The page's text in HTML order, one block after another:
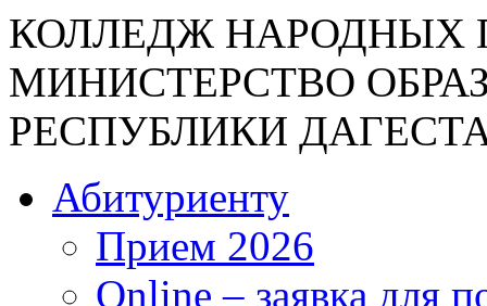
КОЛЛЕДЖ НАРОДНЫХ
МИНИСТЕРСТВО
РЕСПУБЛИКИ
Абитуриенту
Прием 2026
Online – заявка для